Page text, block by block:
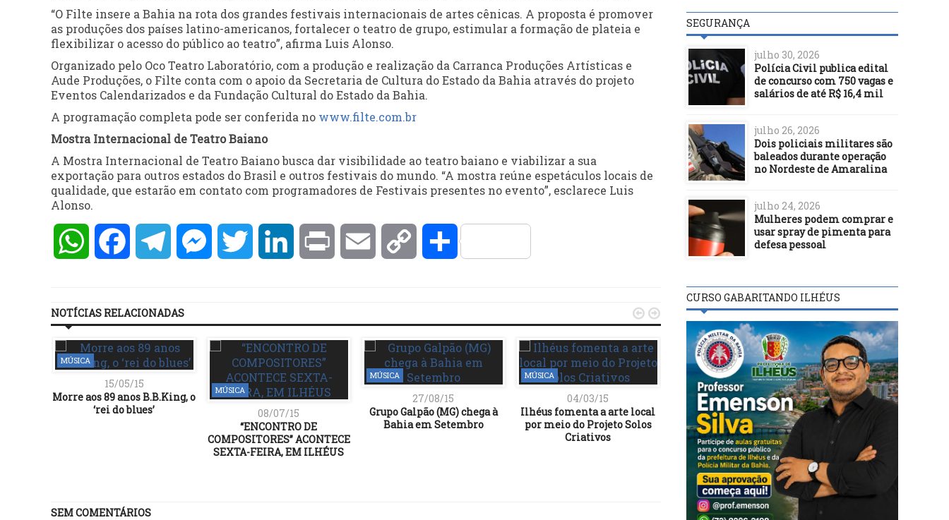
“O Filte insere a Bahia na rota dos grandes festivais internacionais de artes cênicas. A proposta é promover
as produções dos países latino-americanos, fortalecer o teatro de grupo, estimular a formação de plateia e
flexibilizar o acesso do público ao teatro”, afirma Luis Alonso.
Organizado pelo Oco Teatro Laboratório, com a produção e realização da Carranca Produções Artísticas e
Aude Produções, o Filte conta com o apoio da Secretaria de Cultura do Estado da Bahia através do projeto
Eventos Calendarizados e da Fundação Cultural do Estado da Bahia.
A programação completa pode ser conferida no www.filte.com.br
Mostra Internacional de Teatro Baiano
A Mostra Internacional de Teatro Baiano busca dar visibilidade ao teatro baiano e viabilizar a sua
exportação para outros estados do Brasil e outros festivais do mundo. “A mostra reúne espetáculos locais de
qualidade, que estarão em contato com programadores de Festivais presentes no evento”, esclarece Luis
Alonso.
WhatsAppFacebookTelegramMessengerTwitter LinkedInPrint Email Copy Compartilhar
NOTÍCIAS RELACIONADAS
MÚSICA
15/05/15
Morre aos 89 anos B.B.King, o
‘rei do blues’
MÚSICA
08/07/15
“ENCONTRO DE
COMPOSITORES” ACONTECE
SEXTA-FEIRA, EM ILHÉUS
MÚSICA
27/08/15
Grupo Galpão (MG) chega à
Bahia em Setembro
MÚSICA
04/03/15
Ilhéus fomenta a arte local
por meio do Projeto Solos
Criativos
MÚSICA
17/07/15
André e Mauro : Sertanejo
domina o mercado e se torna
MÚSICA
Quinta edição do
Jazz do Capão acontece
dias 18 e 19 de
 
SEM COMENTÁRIOS
SEGURANÇA
julho 30, 2026
Polícia Civil publica edital
de concurso com 750 vagas e
salários de até R$ 16,4 mil
julho 26, 2026
Dois policiais militares são
baleados durante operação
no Nordeste de Amaralina
julho 24, 2026
Mulheres podem comprar e
usar spray de pimenta para
defesa pessoal
CURSO GABARITANDO ILHÉUS